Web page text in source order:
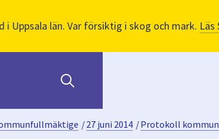
Uppsala län. Var försiktig i skog och mark.
/27 juni 2014 /Protokoll